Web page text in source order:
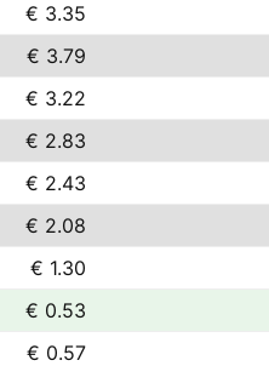
€ 3.35
€ 3.79
€ 3.22
€ 2.83
€ 2.43
€ 2.08
€ 1.30
€ 0.53
€ 0.57